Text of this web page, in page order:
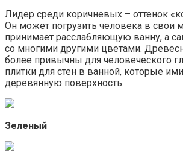
Лидер среди коричневых – оттенок
Он может погрузить человека в свои
принимает расслабляющую ванну, а
со многими другими цветами.
более привычны для человеческого
плитки для стен в ванной, которые
деревянную поверхность.
Зеленый